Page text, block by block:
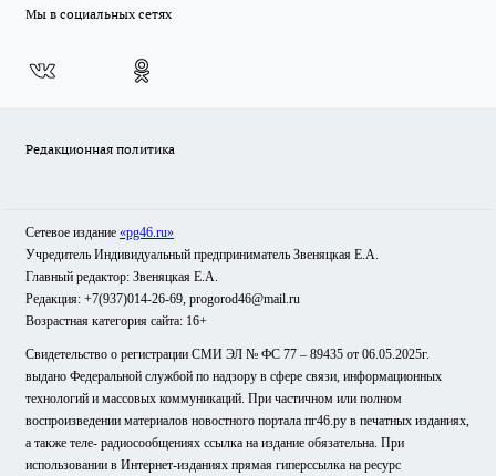
Мы в социальных сетях
Редакционная политика
Сетевое издание «pg46.ru»
Учредитель Индивидуальный предприниматель Звеняцкая Е.А.
Главный редактор: Звеняцкая Е.А.
Редакция: +7(937)014-26-69, progorod46@mail.ru
Возрастная категория сайта: 16+
Свидетельство о регистрации СМИ ЭЛ № ФС 77 – 89435 от 06.05.2025г.
выдано Федеральной службой по надзору в сфере связи, информационных
технологий и массовых коммуникаций. При частичном или полном
воспроизведении материалов новостного портала пг46.ру в печатных изданиях,
а также теле- радиосообщениях ссылка на издание обязательна. При
использовании в Интернет-изданиях прямая гиперссылка на ресурс